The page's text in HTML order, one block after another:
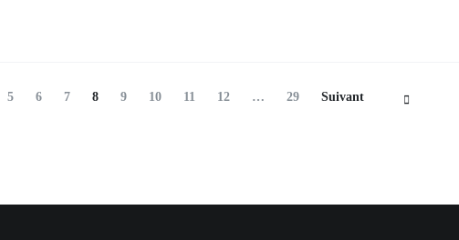
Page
5 Page
6 Page
7 Page
8 Page
9 Page
10 Page
11 Page
12 … Page
29 Suivant